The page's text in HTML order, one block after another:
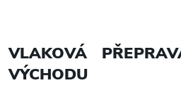
VLAKOVÁ
VÝCHODU